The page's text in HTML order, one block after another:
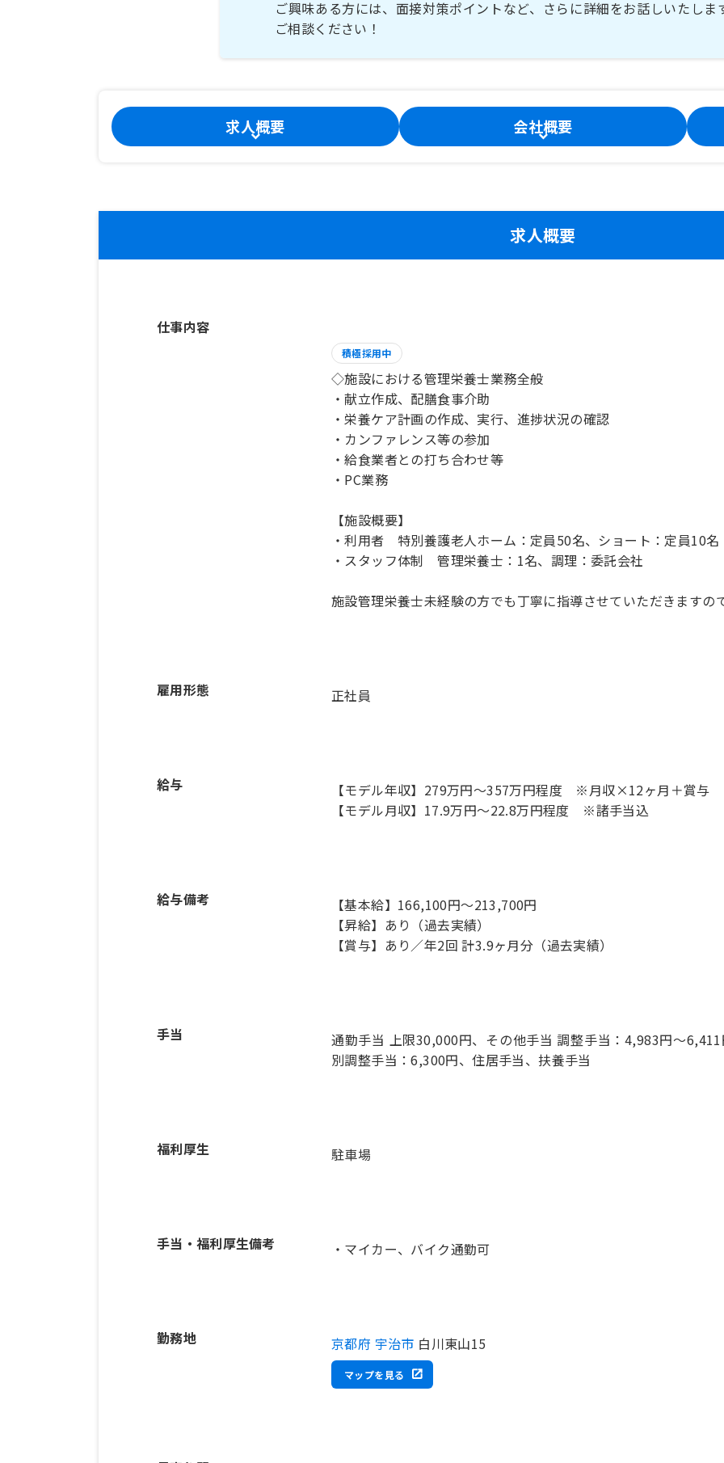
ご興味ある方には、面接対策ポイントなど、さらに詳細をお話しいたしま
ご相談ください！
求人概要 会社概要
求人概要
仕事内容
積極採用中
◇施設における管理栄養士業務全般
・献立作成、配膳食事介助
・栄養ケア計画の作成、実行、進捗状況の確認
・カンファレンス等の参加
・給食業者との打ち合わせ等
・PC業務
【施設概要】
・利用者 特別養護老人ホーム：定員50名、ショート：定員10名
・スタッフ体制 管理栄養士：1名、調理：委託会社
施設管理栄養士未経験の方でも丁寧に指導させていただきますの
雇用形態 正社員
給与
【モデル年収】279万円〜357万円程度 ※月収×12ヶ月＋賞与
【モデル月収】17.9万円〜22.8万円程度 ※諸手当込
給与備考
【基本給】166,100円～213,700円
【昇給】あり（過去実績）
【賞与】あり／年2回 計3.9ヶ月分（過去実績）
手当
通勤手当 上限30,000円、その他手当 調整手当：4,983円～
別調整手当：6,300円、住居手当、扶養手当
福利厚生 駐車場
手当・福利厚生備考 ・マイカー、バイク通勤可
勤務地 京都府 宇治市 白川東山15
マップを見る